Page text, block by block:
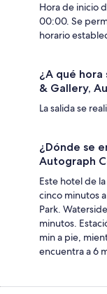
Hora de inicio
00:00. Se
horario
¿A qué hora
& Gallery,
La salida se
¿Dónde se
Autograph
Este hotel de
cinco minutos
Park.
minutos.
min a pie,
encuentra a 6